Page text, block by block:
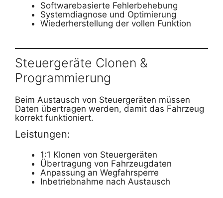
Softwarebasierte Fehlerbehebung
Systemdiagnose und Optimierung
Wiederherstellung der vollen Funktion
Steuergeräte Clonen &
Programmierung
Beim Austausch von Steuergeräten müssen
Daten übertragen werden, damit das Fahrzeug
korrekt funktioniert.
Leistungen:
1:1 Klonen von Steuergeräten
Übertragung von Fahrzeugdaten
Anpassung an Wegfahrsperre
Inbetriebnahme nach Austausch